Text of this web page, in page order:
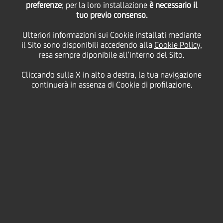
preferenze; per la loro installazione è necessario il
tuo previo consenso.
Ulteriori informazioni sui Cookie installati mediante
il Sito sono disponibili accedendo alla Cookie Policy,
resa sempre diponibile all’interno del Sito.
Cliccando sulla X in alto a destra, la tua navigazione
continuerà in assenza di Cookie di profilazione.
martedì 29 giugno 2021
Recentemente abbiamo
sentito molto parlare di